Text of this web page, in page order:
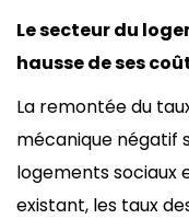
Le secteur du
hausse de ses
La remontée du
mécanique négatif
logements sociaux
existant, les taux